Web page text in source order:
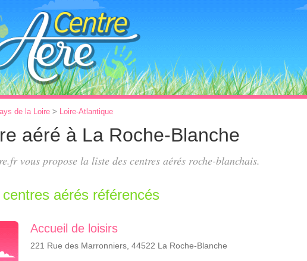
de la Loire > Loire-Atlantique
aéré à La Roche-Blanche
vous propose la liste des centres aérés roche-blanchais.
centres aérés référencés
Accueil de loisirs
221 Rue des Marronniers, 44522 La Roche-Blanche